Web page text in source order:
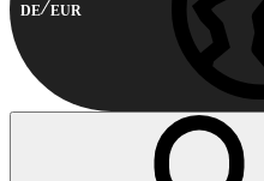
DE EUR